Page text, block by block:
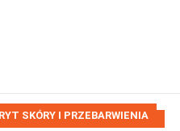
SKÓRY I PRZEBARWIENIA